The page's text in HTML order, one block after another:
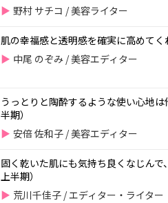
野村 サチコ / 美容ライター
肌の幸福感と透明感を確実に高めてく
中尾 のぞみ / 美容エディター
うっとりと陶酔するような使い心地
半期）
安倍 佐和子 / 美容エディター
固く乾いた肌にも気持ち良くなじん
上半期）
荒川千佳子 / エディター・ライター